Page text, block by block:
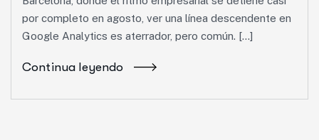
por completo en agosto, ver una línea descendente en
Google Analytics es aterrador, pero común. […]
Continua leyendo